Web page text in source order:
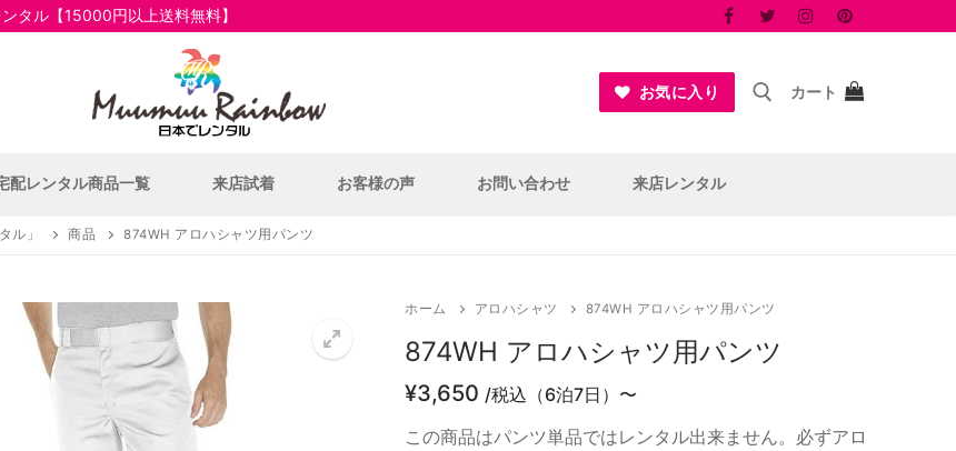
タル【15000円以上送料無料】
お気に入り カート
配レンタル商品一覧 来店試着 お客様の声 お問い合わせ 来店レンタル
ル」 商品 874WH アロハシャツ用パンツ
ホーム アロハシャツ 874WH アロハシャツ用パンツ
874WH アロハシャツ用パンツ
¥3,650 /税込（6泊7日）〜
この商品はパンツ単品ではレンタル出来ません。必ずアロ